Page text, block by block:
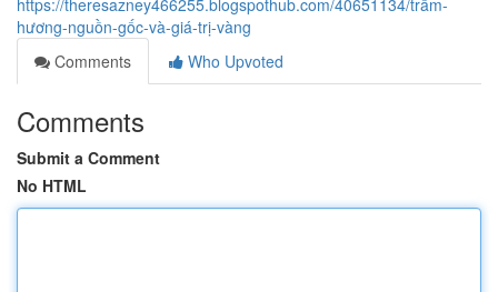
https://theresazney466255.blogspothub.com/40651134/trầm-
hương-nguồn-gốc-và-giá-trị-vàng
Comments
Who Upvoted
Comments
Submit a Comment
No HTML